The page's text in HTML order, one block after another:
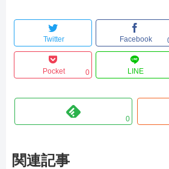
Twitter Facebook
Pocket 0 LINE
0
関連記事